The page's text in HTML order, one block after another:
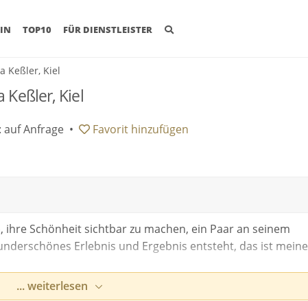
(CURRENT)
TOP10 FÜR DIENSTLEISTER
Keßler, Kiel
Keßler, Kiel
auf Anfrage • Favorit hinzufügen
Schönheit sichtbar zu machen, ein Paar an seinem
Erlebnis und Ergebnis entsteht, das ist meine
... weiterlesen